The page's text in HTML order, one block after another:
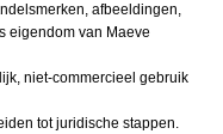
afbeeldingen,
eigendom van Maeve
niet-commercieel gebruik
tot juridische stappen.